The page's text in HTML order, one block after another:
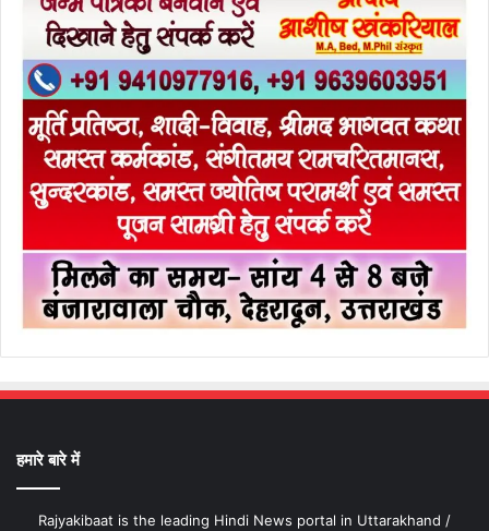
हमारे बारे में
Rajyakibaat is the leading Hindi News portal in Uttarakhand /